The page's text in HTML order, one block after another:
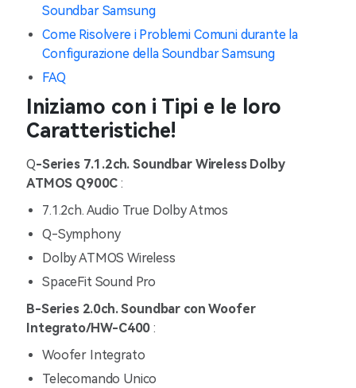
Soundbar Samsung
Come Risolvere i Problemi Comuni durante la
Configurazione della Soundbar Samsung
FAQ
Iniziamo con i Tipi e le loro
Caratteristiche!
Q-Series 7.1.2ch. Soundbar Wireless Dolby
ATMOS Q900C:
7.1.2ch. Audio True Dolby Atmos
Q-Symphony
Dolby ATMOS Wireless
SpaceFit Sound Pro
B-Series 2.0ch. Soundbar con Woofer
Integrato/HW-C400:
Woofer Integrato
Telecomando Unico